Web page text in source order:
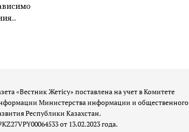
«Вестник Жетісу» поставлена на учет в Комитете
Министерства информации и общественного
Республики Казахстан.
от 13.02.2023 года.